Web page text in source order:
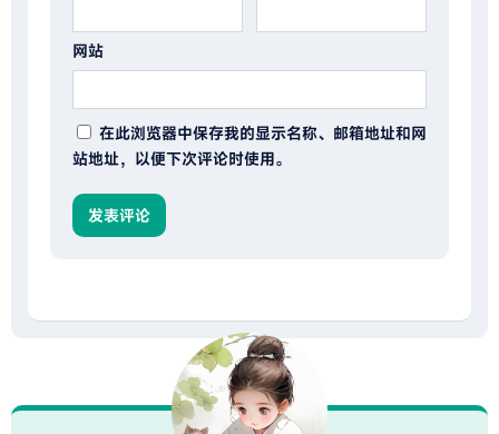
网站
在此浏览器中保存我的显示名称、邮箱地址和网
站地址，以便下次评论时使用。